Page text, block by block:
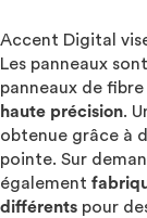
Accent Digital
Les panneaux
panneaux de
haute précision.
obtenue grâce à
pointe. Sur
également
différents pour